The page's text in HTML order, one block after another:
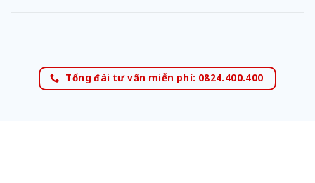
Tổng đài tư vấn miễn phí: 0824.400.400